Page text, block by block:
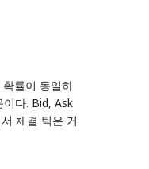
률이 동일하
다. Bid, Ask
체결 틱은 거